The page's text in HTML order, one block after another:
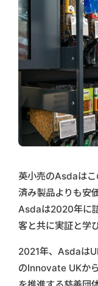
英小売のAsdaは
済み製品よりも安
Asdaは2020年に
客と共に実証と学
2021年、Asdaは
のInnovate UKか